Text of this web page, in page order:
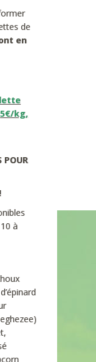
de
en
kg,
POUR
à